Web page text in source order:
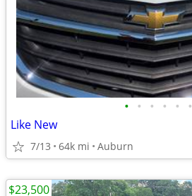
• • • • • •
Like New
7/13 64k mi Auburn
$23,500